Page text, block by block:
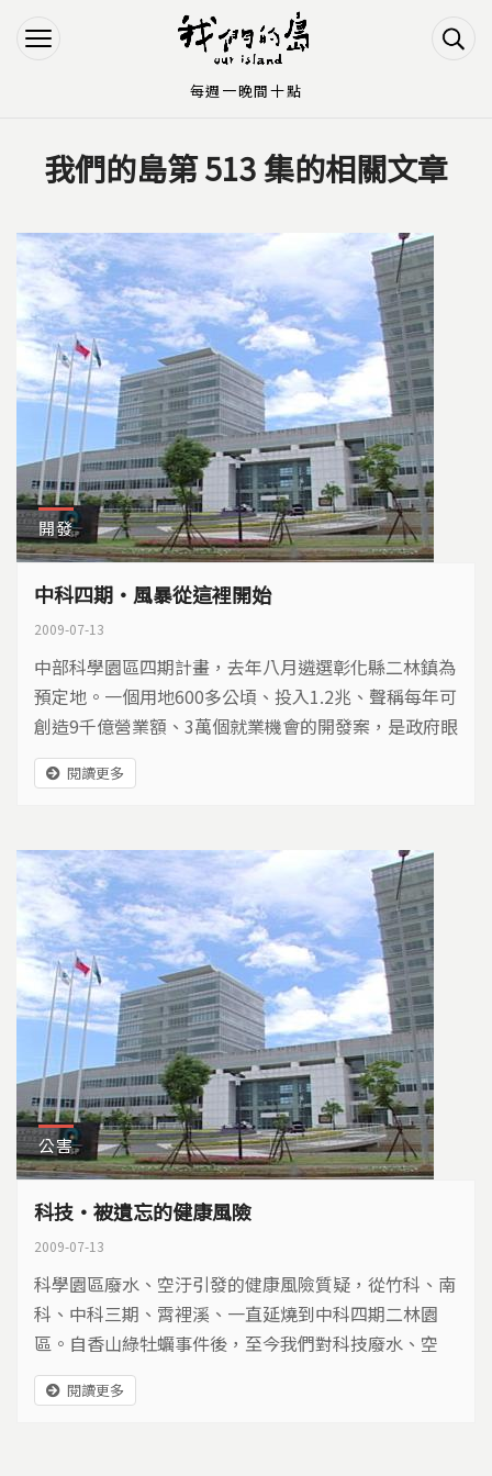
Jump to Navigation
Jump to Main content
您在這裡
我們的島第 513 集的相關文章
開發
中科四期‧風暴從這裡開始
2009-07-13
中部科學園區四期計畫，去年八月遴選彰化縣二林鎮為
預定地。一個用地600多公頃、投入1.2兆、聲稱每年可
創造9千億營業額、3萬個就業機會的開發案，是政府眼
中拼經濟的救命仙丹。 但另一方面，在金融海嘯重創
高科技產業、國科會負債高達千億的情況下，政府決定
家經濟於更大風險的疑慮。 特別是世界農糧組織才剛
宣布，全球飢餓人口將破10億，中科四期卻徵收大面積
農地...
閱讀更多
公害
科技‧被遺忘的健康風險
2009-07-13
科學園區廢水、空汙引發的健康風險質疑，從竹科、南
科、中科三期、霄裡溪、一直延燒到中科四期二林園
區。自香山綠牡蠣事件後，至今我們對科技廢水、空
汙、電子廢棄物引發的風險所知有限。台灣科技園區設
立已30年，在光鮮亮麗的產值之外，健康風險已造成民
閱讀更多
每週一晚間十點